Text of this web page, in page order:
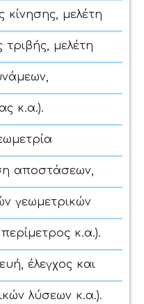
κίνησης, μελέτη
μελέτη
κ.α.).
αποστάσεων,
γεωμετρικών
κ.α.).
έλεγχος και
λύσεων κ.α.).